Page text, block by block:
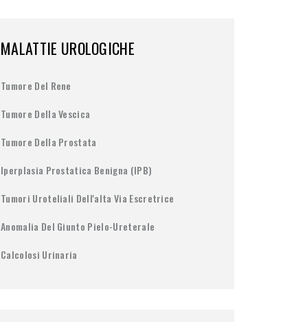
MALATTIE UROLOGICHE
Tumore Del Rene
Tumore Della Vescica
Tumore Della Prostata
Iperplasia Prostatica Benigna (IPB)
Tumori Uroteliali Dell'alta Via Escretrice
Anomalia Del Giunto Pielo-Ureterale
Calcolosi Urinaria